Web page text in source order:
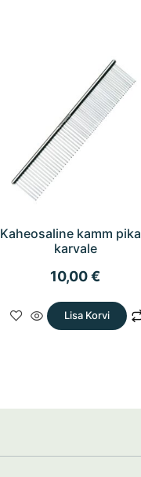
Kaheosaline kamm
karvale
10,00€
Lisa Korvi